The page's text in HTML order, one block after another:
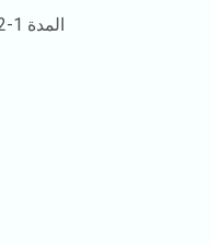
المدة 1-2 ساعات